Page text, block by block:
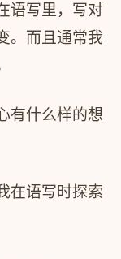
语写里，写对
。而且通常我
有什么样的想
在语写时探索